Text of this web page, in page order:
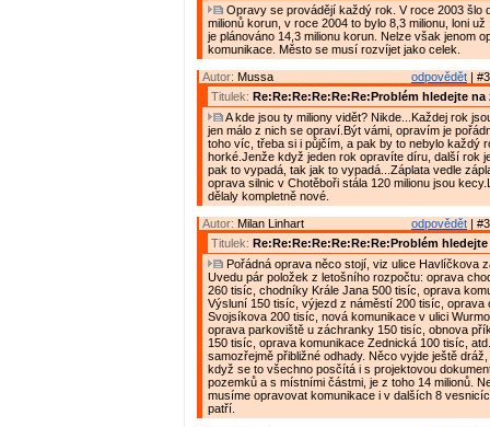
Opravy se provádějí každý rok. V roce 2003 šlo
milionů korun, v roce 2004 to bylo 8,3 milionu, loni už
je plánováno 14,3 milionu korun. Nelze však jenom
komunikace. Město se musí rozvíjet jako celek.
odpovědět |
Autor: Mussa
Titulek: Re:Re:Re:Re:Re:Re:Problém hledejte na
A kde jsou ty miliony vidět? Nikde...Každej rok
jen málo z nich se opraví.Být vámi, opravím je
toho víc, třeba si i půjčím, a pak by to nebylo každý
horké.Jenže když jeden rok opravíte díru, další rok
pak to vypadá, tak jak to vypadá...Záplata vedle
oprava silnic v Chotěboři stála 120 milionu jsou
dělaly kompletně nové.
odpovědět |
Autor: Milan Linhart
Titulek: Re:Re:Re:Re:Re:Re:Re:Problém
Pořádná oprava něco stojí, viz ulice Havlíčkova
Uvedu pár položek z letošního rozpočtu: oprava
260 tisíc, chodníky Krále Jana 500 tisíc, oprava
Výsluní 150 tisíc, výjezd z náměstí 200 tisíc, oprava
Svojsíkova 200 tisíc, nová komunikace v ulici
oprava parkoviště u záchranky 150 tisíc, obnova
150 tisíc, oprava komunikace Zednická 100 tisíc,
samozřejmě přibližné odhady. Něco vyjde ještě
když se to všechno posčítá i s projektovou
pozemků a s místními částmi, je z toho 14 milionů.
musíme opravovat komunikace i v dalších 8
patří.